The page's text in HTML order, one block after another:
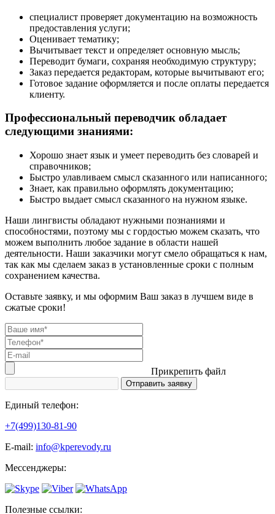
специалист проверяет документацию на возможность
предоставления услуги;
Оценивает тематику;
Вычитывает текст и определяет основную мысль;
Переводит бумаги, сохраняя необходимую структуру;
Заказ передается редакторам, которые вычитывают его;
Готовое задание оформляется и после оплаты передается
клиенту.
Профессиональный переводчик обладает
следующими знаниями:
Хорошо знает язык и умеет переводить без словарей и
справочников;
Быстро улавливаем смысл сказанного или написанного;
Знает, как правильно оформлять документацию;
Быстро выдает смысл сказанного на нужном языке.
Наши лингвисты обладают нужными познаниями и
способностями, поэтому мы с гордостью можем сказать, что
можем выполнить любое задание в области нашей
деятельности. Наши заказчики могут смело обращаться к нам,
так как мы сделаем заказ в установленные сроки с полным
сохранением качества.
Оставьте заявку, и мы оформим Ваш заказ в лучшем виде в
сжатые сроки!
Прикрепить файл
Единый телефон:
+7(499)130-81-90
Е-mail: info@kperevody.ru
Мессенджеры:
Полезные ссылки: